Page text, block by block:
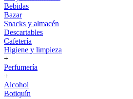
Bebidas
Bazar
Snacks y almacén
Descartables
Cafetería
Higiene y limpieza
+
Perfumería
+
Alcohol
Botiquín